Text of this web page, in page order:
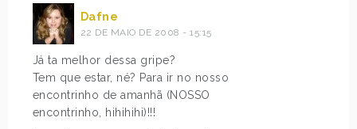
Dafne
22 DE MAIO DE 2008 - 15:15
Já ta melhor dessa gripe?
Tem que estar, né? Para ir no nosso
encontrinho de amanhã (NOSSO
encontrinho, hihihihi)!!!